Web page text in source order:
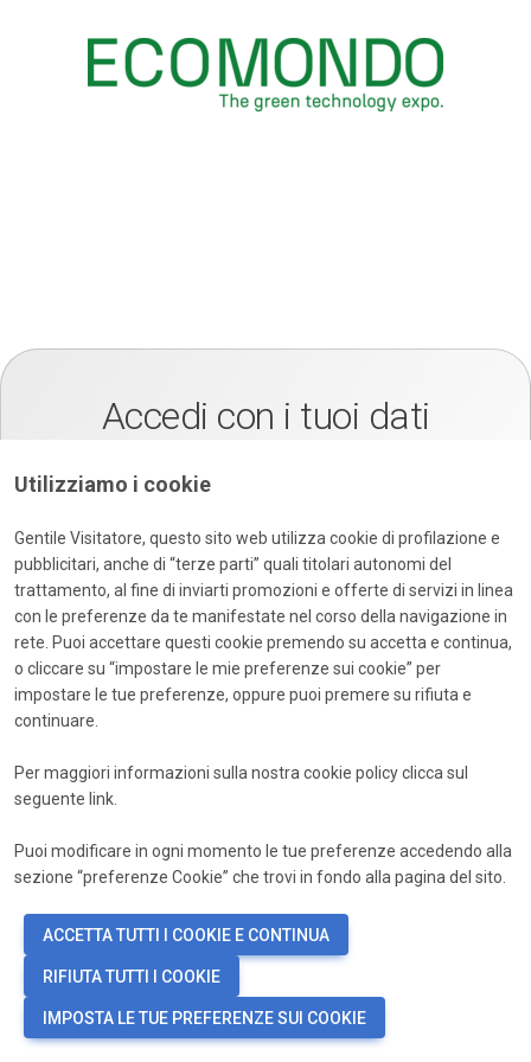
Accedi con i tuoi dati
Password visibility
Accedi
Password dimenticata?
PREFERENZE COOKIElanguage IT
Utilizziamo i cookie
Gentile Visitatore, questo sito web utilizza cookie di profilazione e
pubblicitari, anche di “terze parti” quali titolari autonomi del
trattamento, al fine di inviarti promozioni e offerte di servizi in linea
con le preferenze da te manifestate nel corso della navigazione in
rete. Puoi accettare questi cookie premendo su accetta e continua,
o cliccare su “impostare le mie preferenze sui cookie” per
impostare le tue preferenze, oppure puoi premere su rifiuta e
continuare.
Per maggiori informazioni sulla nostra cookie policy clicca sul
seguente link
Puoi modificare in ogni momento le tue preferenze accedendo alla
sezione “preferenze Cookie” che trovi in fondo alla pagina del sito.
ACCETTA TUTTI I COOKIE E CONTINUA
RIFIUTA TUTTI I COOKIE
IMPOSTA LE TUE PREFERENZE SUI COOKIE